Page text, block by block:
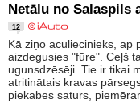
Netālu no Salaspils
12
Kā ziņo aculiecinieks, ap
aizdegusies "fūre". Ceļš
ugunsdzēsēji. Tie ir tikai
atritinātais kravas
piekabes saturs,